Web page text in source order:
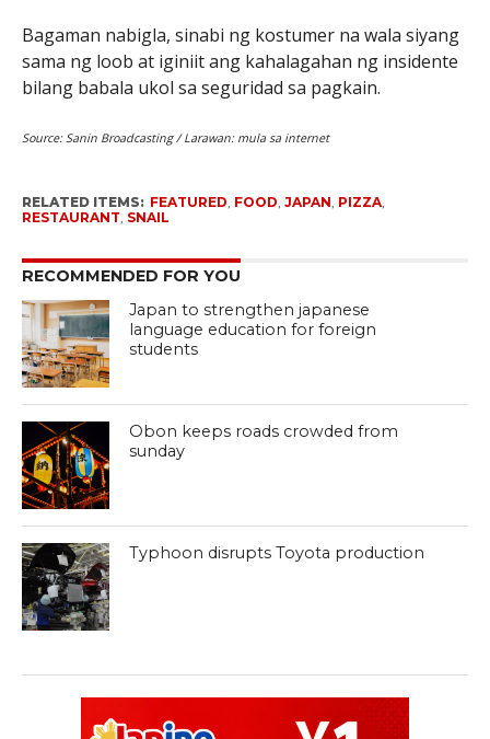
Bagaman nabigla, sinabi ng kostumer na wala siyang
sama ng loob at iginiit ang kahalagahan ng insidente
bilang babala ukol sa seguridad sa pagkain.
Source: Sanin Broadcasting / Larawan: mula sa internet
RELATED ITEMS: FEATURED FOOD JAPAN PIZZA,
RESTAURANT SNAIL
RECOMMENDED FOR YOU
Japan to strengthen japanese
language education for foreign
students
Obon keeps roads crowded from
sunday
Typhoon disrupts Toyota production